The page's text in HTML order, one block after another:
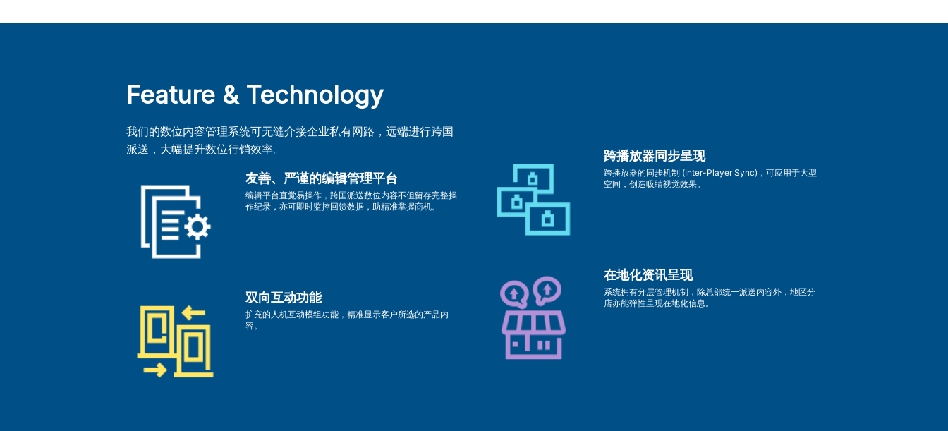
Feature & Technology
我们的数位内容管理系统可无缝介接企业私有网路，远端进行跨国
派送，大幅提升数位行销效率。
友善、严谨的编辑管理平台
编辑平台直觉易操作，跨国派送数位内容不但留存完整操
作纪录，亦可即时监控回馈数据，助精准掌握商机。
双向互动功能
扩充的人机互动模组功能，精准显示客户所选的产品内
容。
跨播放器同步呈现
跨播放器的同步机制 (Inter-Player Sync)，可应用于大型
空间，创造吸睛视觉效果。
在地化资讯呈现
系统拥有分层管理机制，除总部统一派送内容外，地区分
店亦能弹性呈现在地化信息。